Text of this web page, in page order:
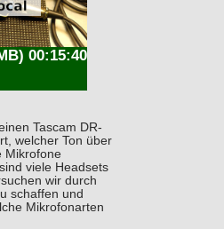
00:15:40
Tascam DR-
welcher Ton über
Mikrofone
viele Headsets
wir durch
schaffen und
Mikrofonarten